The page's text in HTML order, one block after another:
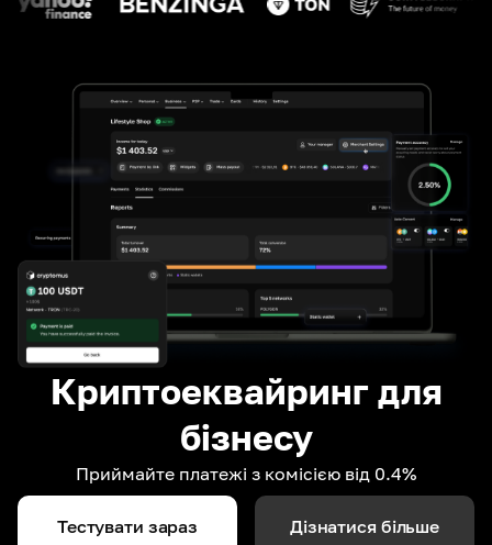
Криптоеквайринг для
бізнесу
Приймайте платежі з комісією від 0.4%
Тестувати зараз Дізнатися більше